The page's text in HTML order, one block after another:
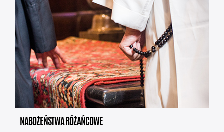
NABOŻEŃSTWA RÓŻAŃCOWE